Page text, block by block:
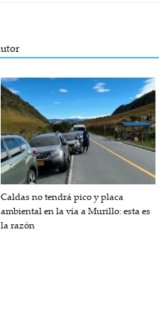
Caldas no tendrá pico y placa
ambiental en la vía a Murillo: esta es
la razón